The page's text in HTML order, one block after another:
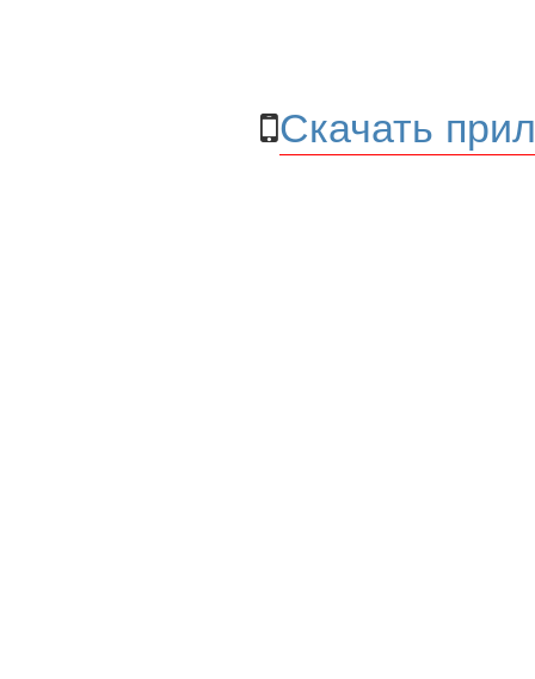
Скачать